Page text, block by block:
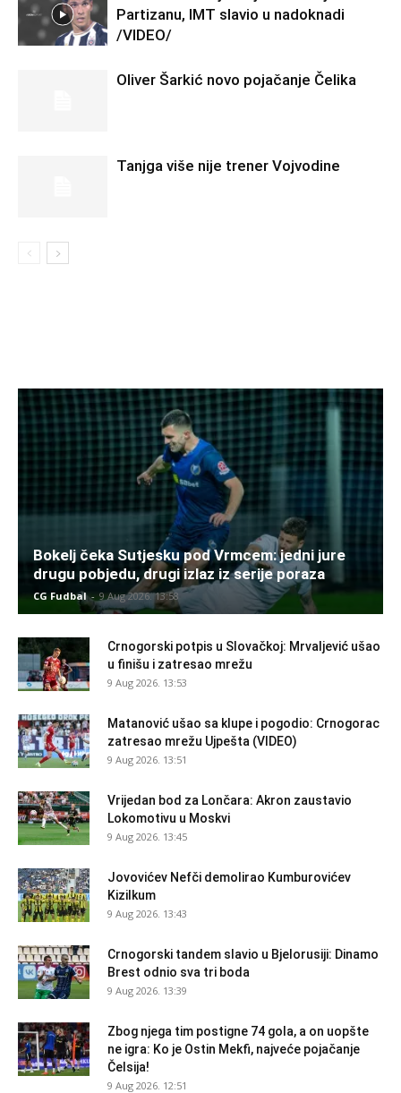
Partizanu, IMT slavio u nadoknadi
/VIDEO/
Oliver Šarkić novo pojačanje Čelika
Tanjga više nije trener Vojvodine
Bokelj čeka Sutjesku pod Vrmcem: jedni jure
drugu pobjedu, drugi izlaz iz serije poraza
CG Fudbal - 9 Aug 2026. 13:58
Crnogorski potpis u Slovačkoj: Mrvaljević ušao
u finišu i zatresao mrežu
9 Aug 2026. 13:53
Matanović ušao sa klupe i pogodio: Crnogorac
zatresao mrežu Ujpešta (VIDEO)
9 Aug 2026. 13:51
Vrijedan bod za Lončara: Akron zaustavio
Lokomotivu u Moskvi
9 Aug 2026. 13:45
Jovovićev Nefči demolirao Kumburovićev
Kizilkum
9 Aug 2026. 13:43
Crnogorski tandem slavio u Bjelorusiji: Dinamo
Brest odnio sva tri boda
9 Aug 2026. 13:39
Zbog njega tim postigne 74 gola, a on uopšte
ne igra: Ko je Ostin Mekfi, najveće pojačanje
Čelsija!
9 Aug 2026. 12:51